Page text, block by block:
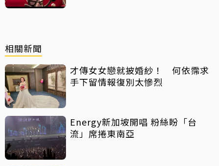
相關新聞
才傳女女戀就披婚紗！ 何依霈求
手下留情報復別太慘烈
Energy新加坡開唱 粉絲盼「台
流」席捲東南亞